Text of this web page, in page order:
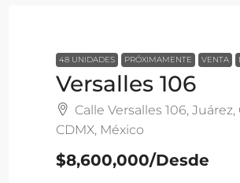
48 UNIDADES PRÓXIMAMENTE VENTA
Versalles 106
Calle Versalles 106,
CDMX, México
$8,600,000/Desde